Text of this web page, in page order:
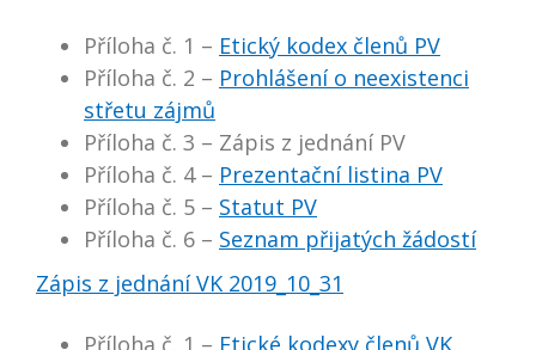
Příloha č. 1 – Etický kodex členů PV
Příloha č. 2 – Prohlášení o neexistenci
střetu zájmů
Příloha č. 3 – Zápis z jednání PV
Příloha č. 4 – Prezentační listina PV
Příloha č. 5 – Statut PV
Příloha č. 6 – Seznam přijatých žádostí
Zápis z jednání VK 2019_10_31
Příloha č. 1 – Etické kodexy členů VK